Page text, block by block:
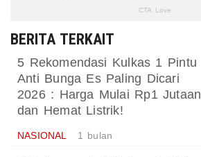
BERITA TERKAIT
5 Rekomendasi Kulkas 1 Pintu
Anti Bunga Es Paling Dicari
2026 : Harga Mulai Rp1 Jutaan
dan Hemat Listrik!
NASIONAL 1 bulan